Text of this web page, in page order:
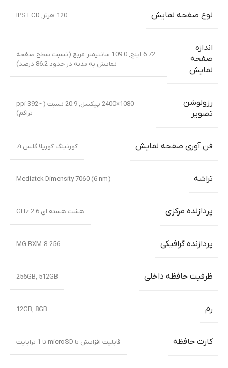
نوع صفحه نمایش 120 هرتز ,
IPS LCD
اندازه
صفحه
نمایش
6.72 اینچ, 109.0 سانتیمتر مربع (نسبت سطح صفحه
نمایش به بدنه در حدود 86.2 درصد)
رزولوشن
تصویر
1080×2400 پیکسل, 20:9 نسبت (~392 ppi
تراکم)
فن آوری صفحه نمایش کورنینگ گوریلا گلس 7i
تراشه Mediatek Dimensity 7060 (6 nm)
پردازنده مرکزی هشت هسته ای 2.6 GHz
پردازنده گرافیکی MG BXM-8-256
ظرفیت حافظه داخلی 256GB, 512GB
رم 12GB, 8GB
کارت حافظه قابلیت افزایش با microSD تا 1 ترابایت